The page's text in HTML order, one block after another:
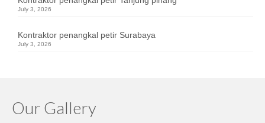
July 3, 2026
Kontraktor penangkal petir Surabaya
July 3, 2026
Our Gallery